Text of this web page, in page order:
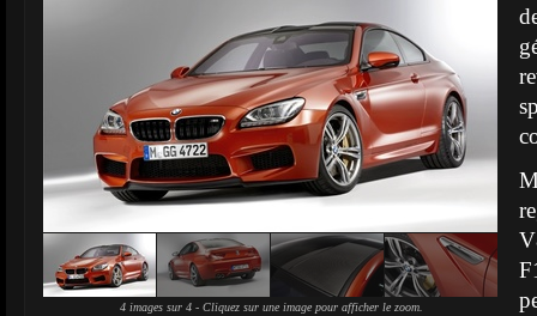
4 images sur 4 - Cliquez sur une image pour afficher le zoom.